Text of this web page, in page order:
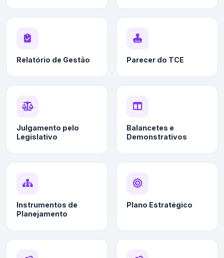
Relatório de Gestão Parecer do TCE
Julgamento pelo
Legislativo
Balancetes e
Demonstrativos
Instrumentos de
Planejamento
Plano Estratégico